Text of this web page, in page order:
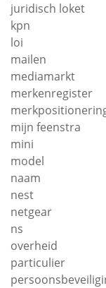
juridisch loket
kpn
loi
mailen
mediamarkt
merkenregister
mijn feenstra
mini
model
naam
nest
netgear
ns
overheid
particulier